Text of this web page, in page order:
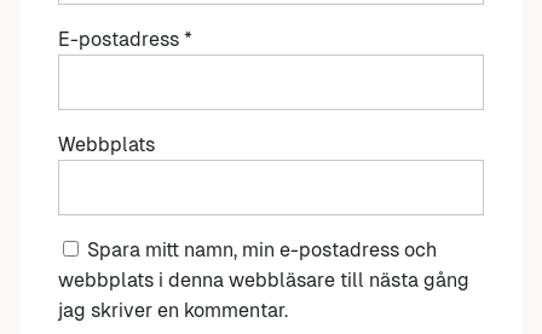
E-postadress *
Webbplats
Spara mitt namn, min e-postadress och
webbplats i denna webbläsare till nästa gång
jag skriver en kommentar.